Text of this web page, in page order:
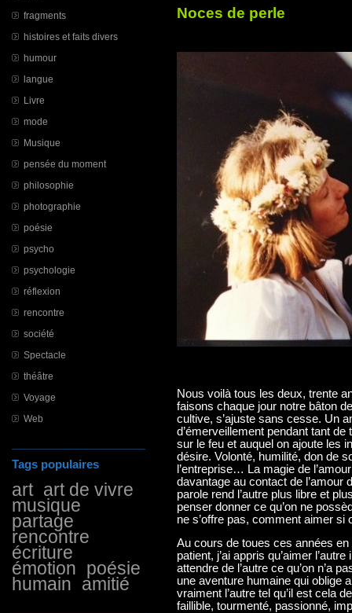
fragments
histoires et faits divers
humour
langue
Livre
mode
Musique
pensée du moment
philosophie
photographie
poésie
psycho
psychologie
réflexion
rencontre
société
Spectacle
théâtre
Voyage
Web
Tags populaires
art art de vivre
musique
partage
rencontre
écriture
émotion poésie
humain amitié
Noces de perle
Nous voilà tous les deux, trente
faisons chaque jour notre bâton
cultive, s’ajuste sans cesse. Un
d’émerveillement pendant tant
sur le feu et auquel on ajoute les
désire. Volonté, humilité, don de
l’entreprise… La magie de
davantage au contact de l’amour
parole rend l’autre plus libre et
penser donner ce qu’on ne
ne s’offre pas, comment aimer si
Au cours de toues ces années
patient, j’ai appris qu’aimer
attendre de l’autre ce qu’on n’a
une aventure humaine qui oblige
vraiment l’autre tel qu’il est cela
faillible, tourmenté, passionné,